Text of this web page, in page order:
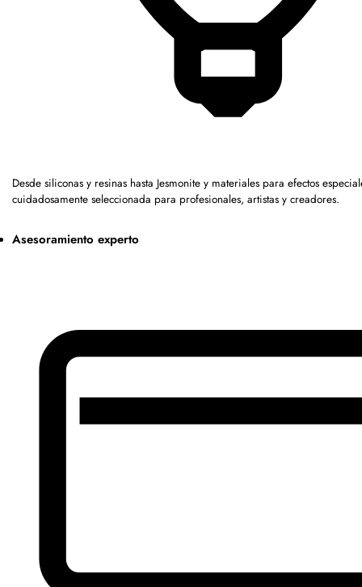
Desde siliconas y resinas hasta Jesmonite y materiales para efectos
cuidadosamente seleccionada para profesionales, artistas y creadores.
Asesoramiento experto